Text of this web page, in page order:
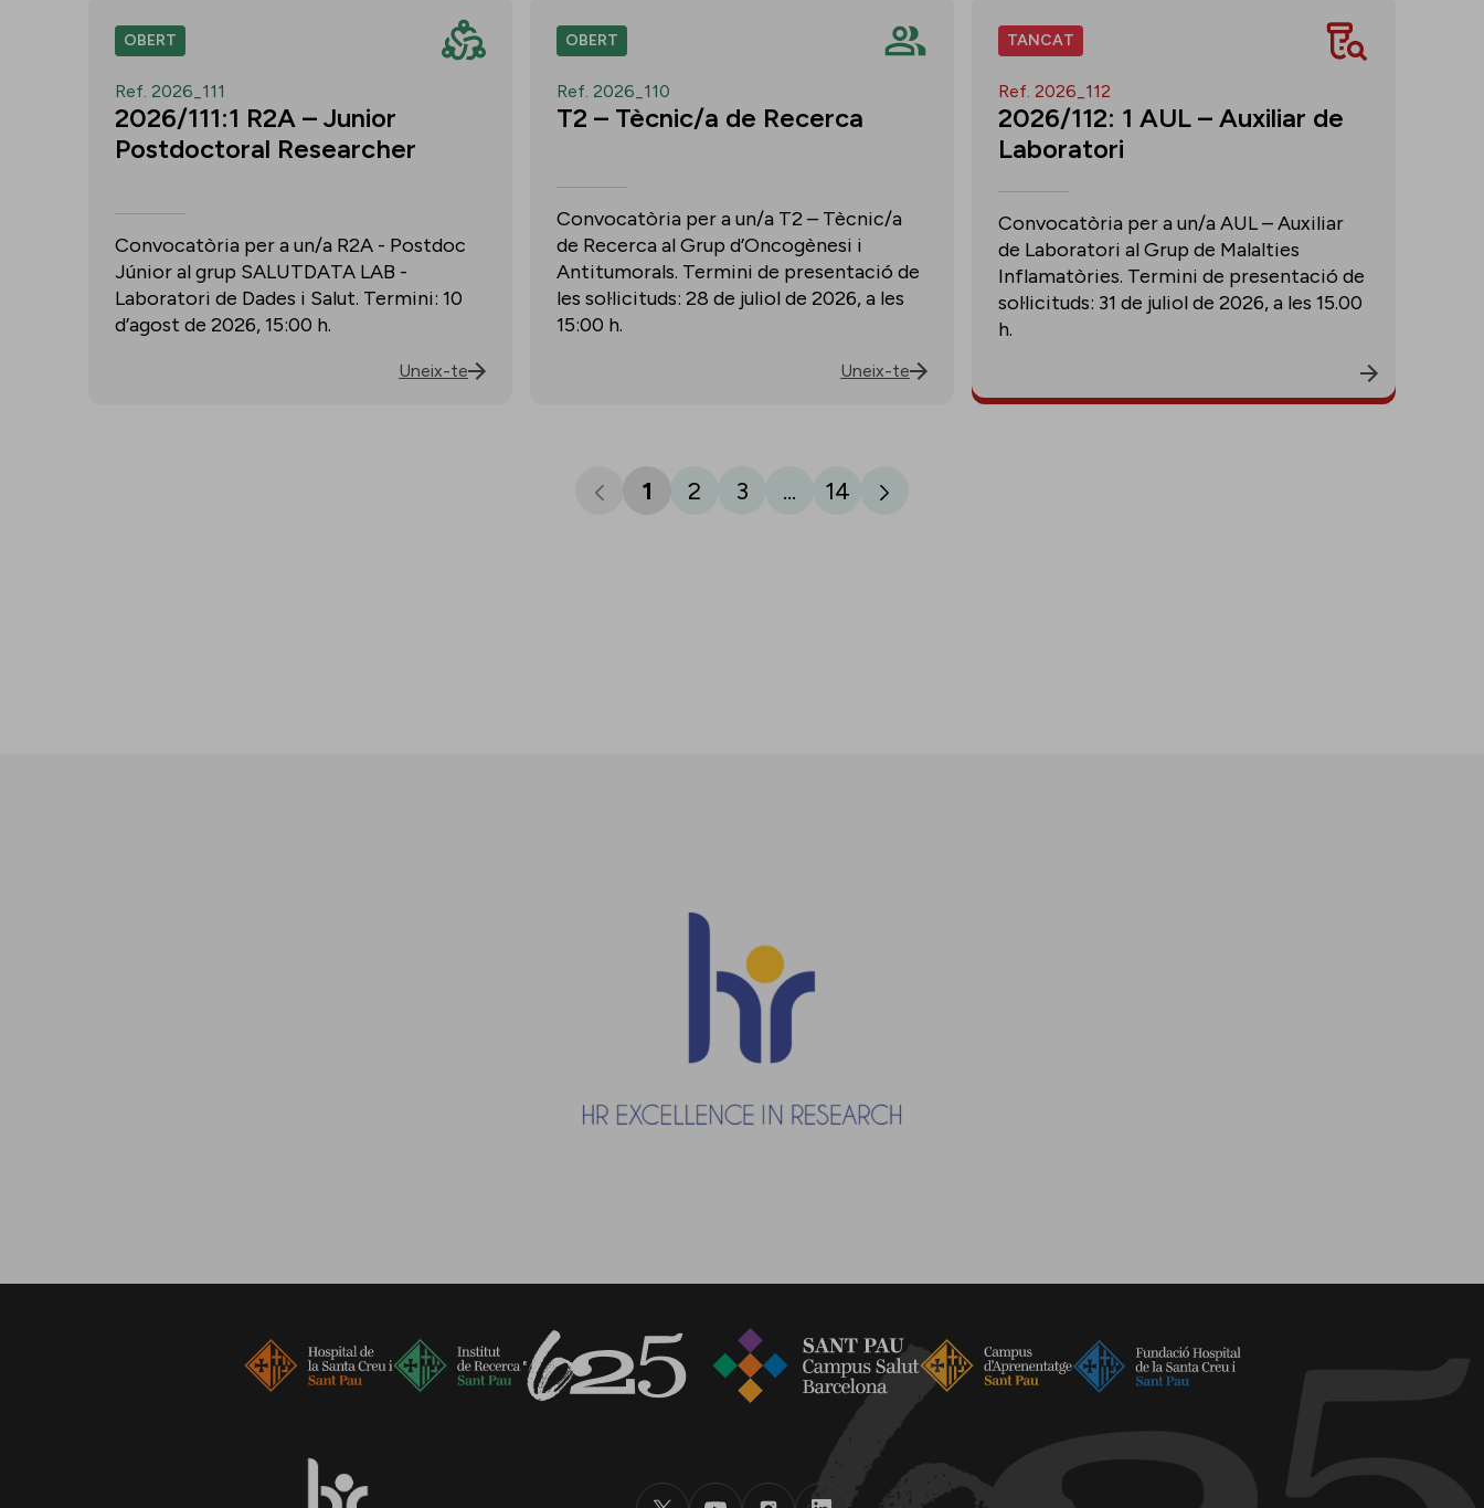
OBERT
Ref. 2026_111
2026/111:1 R2A – Junior
Postdoctoral Researcher
Convocatòria per a un/a R2A - Postdoc
Júnior al grup SALUTDATA LAB -
Laboratori de Dades i Salut. Termini: 10
d’agost de 2026, 15:00 h.
Uneix-te
OBERT
Ref. 2026_110
T2 – Tècnic/a de Recerca
Convocatòria per a un/a T2 – Tècnic/a
de Recerca al Grup d’Oncogènesi i
Antitumorals. Termini de presentació de
les sol·licituds: 28 de juliol de 2026, a les
15:00 h.
Uneix-te
TANCAT
Ref. 2026_112
2026/112: 1 AUL – Auxiliar de
Laboratori
Convocatòria per a un/a AUL – Auxiliar
de Laboratori al Grup de Malalties
Inflamatòries. Termini de presentació de
sol·licituds: 31 de juliol de 2026, a les 15.00
h.
1 2 3 ... 14